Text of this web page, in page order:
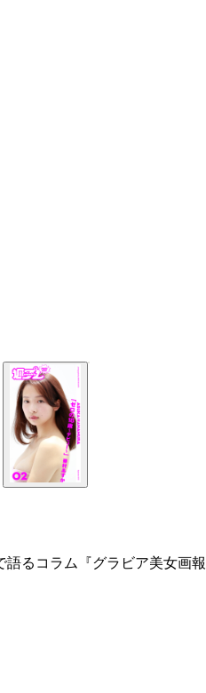
るコラム『グラビア美女画報